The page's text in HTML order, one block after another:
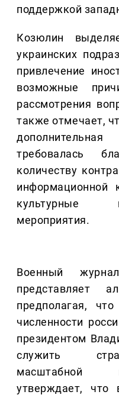
поддержкой
Козюлин
украинских
привлечение
возможные
рассмотрения
также отмечает,
требовалась
количеству
информационной
культурные
мероприятия.
Военный
представляет
предполагая,
численности
президентом
служить
масштабной
утверждает, что